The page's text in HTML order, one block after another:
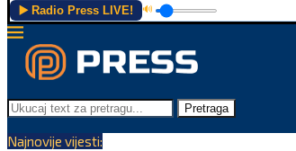
▶️ Radio Press LIVE! 🔊
Pretraga
Najnovije vijesti: